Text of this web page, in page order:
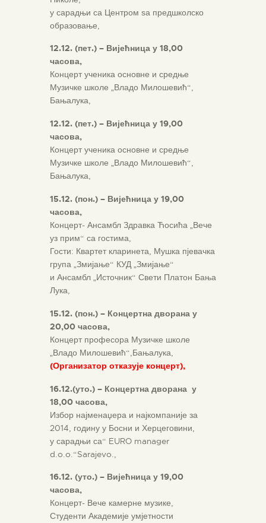
у сарадњи са Центром ѕа предшколско
образовање,
12.12. (пет.) – Вијећница у 18,00
часова,
Концерт ученика основне и средње
Музичке школе „Владо Милошевић“,
Бањалука,
12.12. (пет.) – Вијећница у 19,00
часова,
Концерт ученика основне и средње
Музичке школе „Владо Милошевић“,
Бањалука,
15.12. (пон.) – Вијећница у 19,00
часова,
Концерт- Ансамбл Здравка Ћосића „Вече
уз прим“ са гостима,
Гости: Квартет кларинета, Мушка пјевачка
група „Змијање“ КУД „Змијање“
и Ансамбл „Источник“ Свети Платон Бања
Лука,
15.12. (пон.) – Концертна дворана у
20,00 часова,
Концерт професора Музичке школе
„Владо Милошевић“,Бањалука,
(Организатор отказује концерт),
16.12.(уто.) – Концертна дворана у
18,00 часова,
Избор најменаџера и најкомпаније за
2014, годину у Босни и Херцеговини,
у сарадњи са“ EURO manager
d.o.o.“Sarajevo.,
16.12. (уто.) – Вијећница у 19,00
часова,
Концерт- Вече камерне музике,
Студенти Академије умјетности